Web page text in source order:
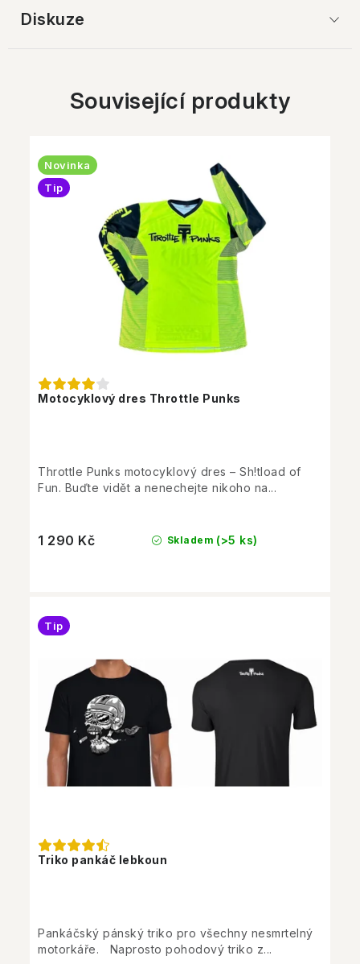
Diskuze
Související produkty
Motocyklový dres Throttle Punks
Novinka
Tip
Skladem (>5 ks)
1 290 Kč
Throttle Punks motocyklový dres – Sh!tload of
Fun. Buďte vidět a nenechejte nikoho na...
Triko pankáč lebkoun
Tip
Pankáčský pánský triko pro všechny nesmrtelný
motorkáře. Naprosto pohodový triko z...